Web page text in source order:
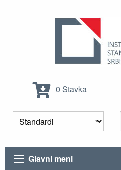
0 Stavka
Glavni meni